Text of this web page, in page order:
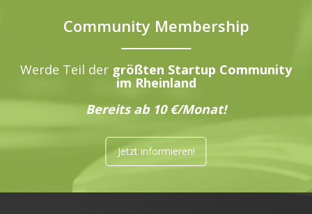
Community Membership
Werde Teil der größten Startup Community
im Rheinland
Bereits ab 10 €/Monat!
Jetzt informieren!